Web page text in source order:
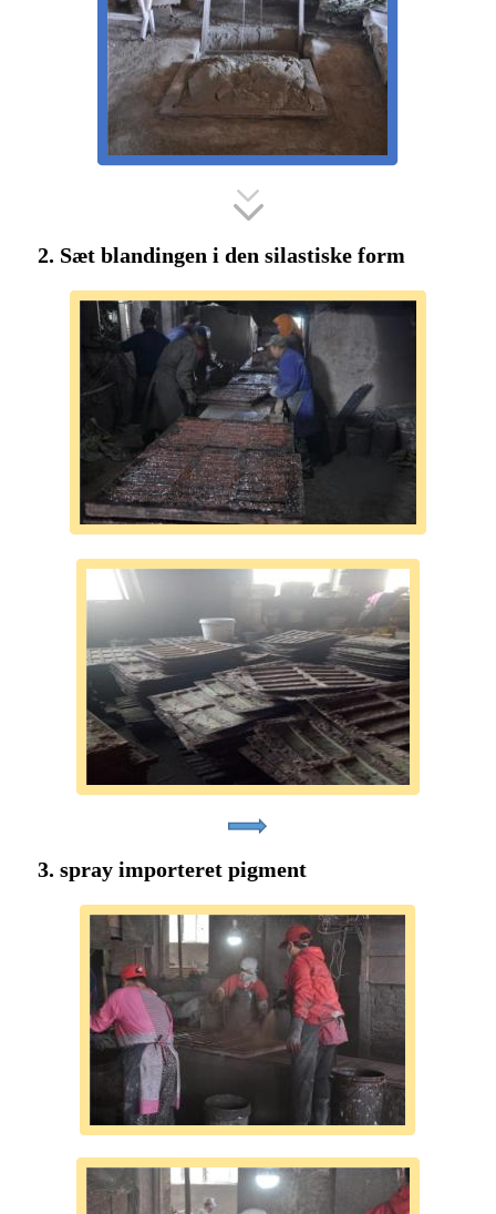
2. Sæt blandingen i den silastiske form
3. spray importeret pigment